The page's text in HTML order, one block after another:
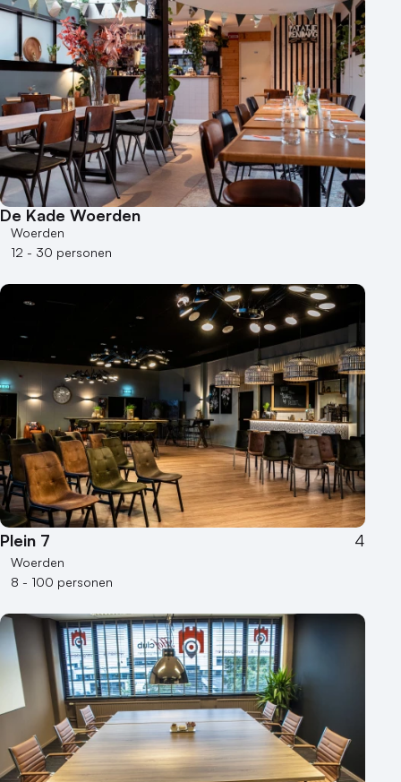
Hybride events
Industriële locatie
Kasteel en landgoed
Kleine / intieme locatie
Locaties aan zee
Museum
Theater
Varende locatie
De Kade Woerden
Woerden
12 - 30 personen
Plein 7 4
Woerden
8 - 100 personen